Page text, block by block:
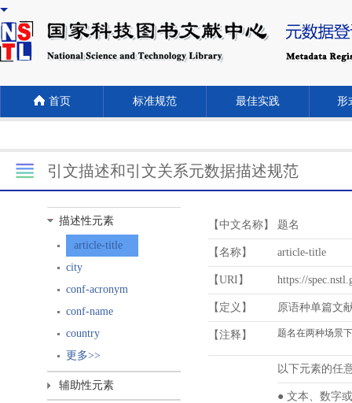
首页 标准规范 最佳实践 形
引文描述和引文关系元数据描述规范
描述性元素
article-title
city
conf-acronym
conf-name
country
更多>>
辅助性元素
【中文名称】 题名
【名称】 article-title
【URI】 https://
【定义】 原语种单篇文
【注释】
以下元素的任
● 文本、数字